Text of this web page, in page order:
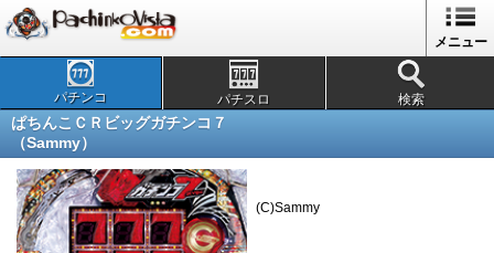
メニュー
パチンコ パチスロ 検索
ぱちんこＣＲビッグガチンコ７
（Sammy）
(C)Sammy